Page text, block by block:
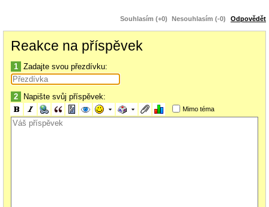
Souhlasím (+0) Nesouhlasím (-0) Odpovědět
Reakce na příspěvek
1 Zadajte svou přezdívku:
2 Napište svůj příspěvek:
Mimo téma